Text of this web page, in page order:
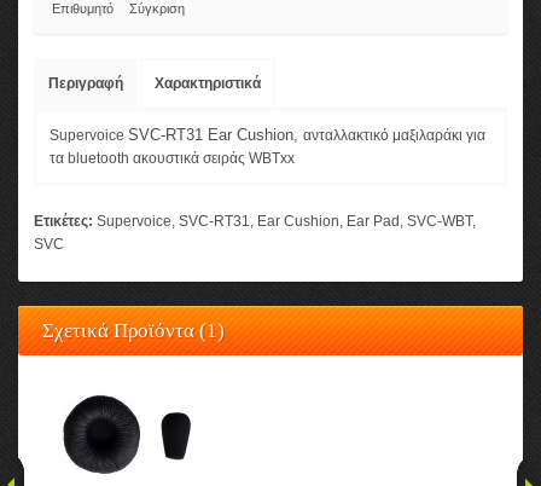
Επιθυμητό Σύγκριση
Περιγραφή Χαρακτηριστικά
Supervoice SVC-RT31 Ear Cushion, ανταλλακτικό μαξιλαράκι για
τα bluetooth ακουστικά σειράς WBTxx
Ετικέτες: Supervoice, SVC-RT31, Ear Cushion, Ear Pad , SVC-WBT,
SVC
Σχετικά Προϊόντα (1)